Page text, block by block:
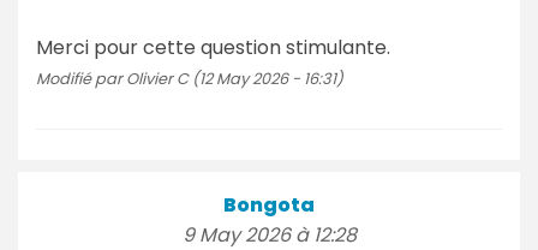
Merci pour cette question stimulante.
Modifié par Olivier C (12 May 2026 - 16:31)
Bongota
9 May 2026 à 12:28